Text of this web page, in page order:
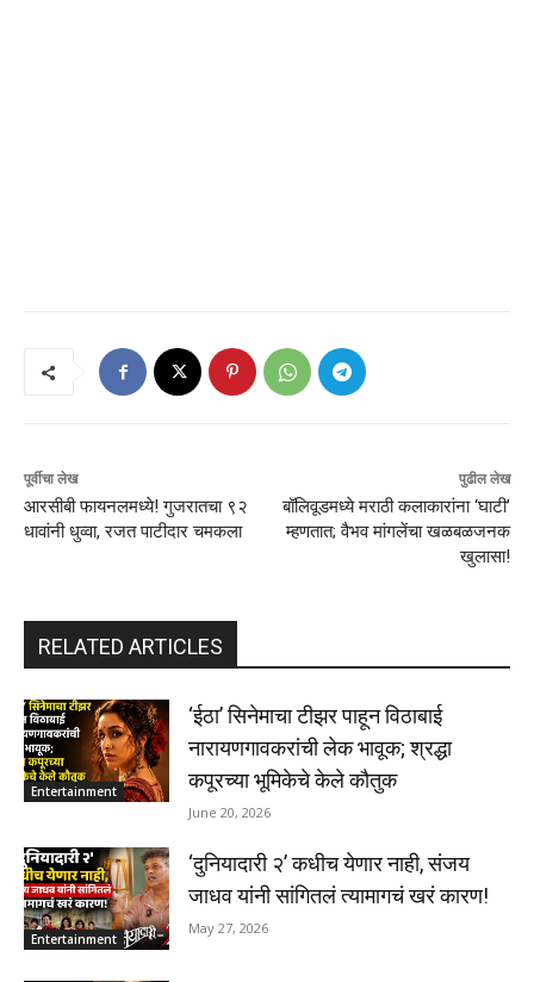
पूर्वीचा लेख
आरसीबी फायनलमध्ये! गुजरातचा ९२
धावांनी धुव्वा, रजत पाटीदार चमकला
पुढील लेख
बॉलिवूडमध्ये मराठी कलाकारांना ‘घाटी’
म्हणतात; वैभव मांगलेंचा खळबळजनक
खुलासा!
RELATED ARTICLES
Entertainment
‘ईठा’ सिनेमाचा टीझर पाहून विठाबाई
नारायणगावकरांची लेक भावूक; श्रद्धा
कपूरच्या भूमिकेचे केले कौतुक
June 20, 2026
Entertainment
‘दुनियादारी २’ कधीच येणार नाही, संजय
जाधव यांनी सांगितलं त्यामागचं खरं कारण!
May 27, 2026